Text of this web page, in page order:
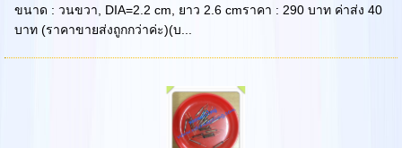
ขนาด : วนขวา, DIA=2.2 cm, ยาว 2.6 cmราคา : 290 บาท ค่าส่ง 40
บาท (ราคาขายส่งถูกกว่าค่ะ)(บ...